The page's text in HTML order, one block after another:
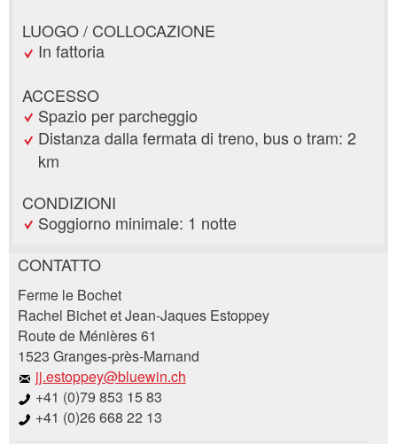
LUOGO / COLLOCAZIONE
In fattoria
ACCESSO
Spazio per parcheggio
Distanza dalla fermata di treno, bus o tram: 2
km
CONDIZIONI
Soggiorno minimale: 1 notte
Contestare l'annuncio
Il tuo feedback è molto apprezzato!
Feedback generale
Questo annuncio non è più valido
Annuncio incompleto
Consigliamo l'annuncio
Raccomando questo annuncio agli amici.
CONTATTO
Ferme le Bochet
Rachel Bichet et Jean-Jaques Estoppey
Route de Ménières 61
1523 Granges-près-Marnand
jj.estoppey@bluewin.ch
+41 (0)79 853 15 83
+41 (0)26 668 22 13